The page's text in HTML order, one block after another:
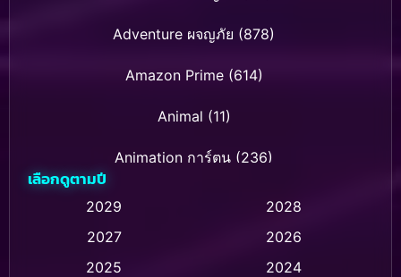
Adventure ผจญภัย (878)
Amazon Prime(614)
Animal (11)
Animation การ์ตูน (236)
Animation การ์ตูน (32)
Animation การ์ตูน (28)
เลือกดูตามปี
2029
2028
2027
2026
2025
2024